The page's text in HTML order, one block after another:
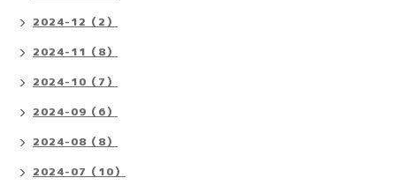
2024-12（2）
2024-11（8）
2024-10（7）
2024-09（6）
2024-08（8）
2024-07（10）